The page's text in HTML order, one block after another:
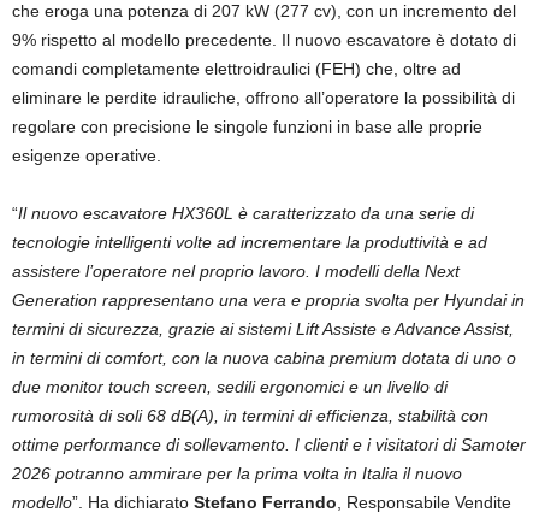
che eroga una potenza di 207 kW (277 cv), con un incremento del
9% rispetto al modello precedente. Il nuovo escavatore è dotato di
comandi completamente elettroidraulici (FEH) che, oltre ad
eliminare le perdite idrauliche, offrono all’operatore la possibilità di
regolare con precisione le singole funzioni in base alle proprie
esigenze operative.
“Il nuovo escavatore HX360L è caratterizzato da una serie di
tecnologie intelligenti volte ad incrementare la produttività e ad
assistere l’operatore nel proprio lavoro. I modelli della Next
Generation rappresentano una vera e propria svolta per Hyundai in
termini di sicurezza, grazie ai sistemi Lift Assiste e Advance Assist,
in termini di comfort, con la nuova cabina premium dotata di uno o
due monitor touch screen, sedili ergonomici e un livello di
rumorosità di soli 68 dB(A), in termini di efficienza, stabilità con
ottime performance di sollevamento. I clienti e i visitatori di Samoter
2026 potranno ammirare per la prima volta in Italia il nuovo
modello”. Ha dichiarato Stefano Ferrando , Responsabile Vendite